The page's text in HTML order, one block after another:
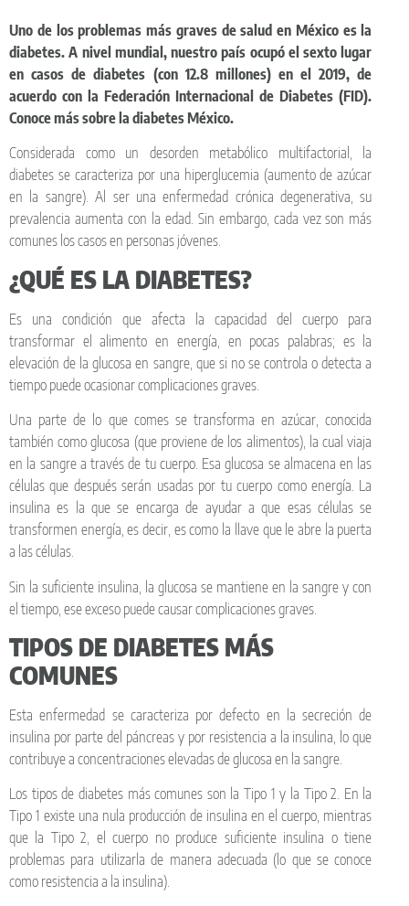
Uno de los problemas más graves de salud en México es la
diabetes. A nivel mundial, nuestro país ocupó el sexto lugar
en casos de diabetes (con 12.8 millones) en el 2019, de
acuerdo con la Federación Internacional de Diabetes (FID).
Conoce más sobre la diabetes México.
Considerada como un desorden metabólico multifactorial, la
diabetes se caracteriza por una hiperglucemia (aumento de azúcar
en la sangre). Al ser una enfermedad crónica degenerativa, su
prevalencia aumenta con la edad. Sin embargo, cada vez son más
comunes los casos en personas jóvenes.
¿QUÉ ES LA DIABETES?
Es una condición que afecta la capacidad del cuerpo para
transformar el alimento en energía, en pocas palabras; es la
elevación de la glucosa en sangre, que si no se controla o detecta a
tiempo puede ocasionar complicaciones graves.
Una parte de lo que comes se transforma en azúcar, conocida
también como glucosa (que proviene de los alimentos), la cual viaja
en la sangre a través de tu cuerpo. Esa glucosa se almacena en las
células que después serán usadas por tu cuerpo como energía. La
insulina es la que se encarga de ayudar a que esas células se
transformen energía, es decir, es como la llave que le abre la puerta
a las células.
Sin la suficiente insulina, la glucosa se mantiene en la sangre y con
el tiempo, ese exceso puede causar complicaciones graves.
TIPOS DE DIABETES MÁS
COMUNES
Esta enfermedad se caracteriza por defecto en la secreción de
insulina por parte del páncreas y por resistencia a la insulina, lo que
contribuye a concentraciones elevadas de glucosa en la sangre.
Los tipos de diabetes más comunes son la Tipo 1 y la Tipo 2. En la
Tipo 1 existe una nula producción de insulina en el cuerpo, mientras
que la Tipo 2, el cuerpo no produce suficiente insulina o tiene
problemas para utilizarla de manera adecuada (lo que se conoce
como resistencia a la insulina).